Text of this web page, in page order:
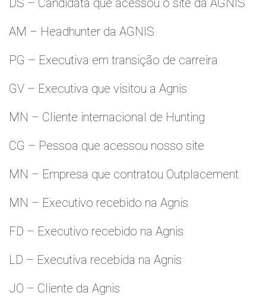
DS – Candidata que acessou o site da AGNIS
AM – Headhunter da AGNIS
PG – Executiva em transição de carreira
GV – Executiva que visitou a Agnis
MN – Cliente internacional de Hunting
CG – Pessoa que acessou nosso site
MN – Empresa que contratou Outplacement
MN – Executivo recebido na Agnis
FD – Executivo recebido na Agnis
LD – Executiva recebida na Agnis
JO – Cliente da Agnis